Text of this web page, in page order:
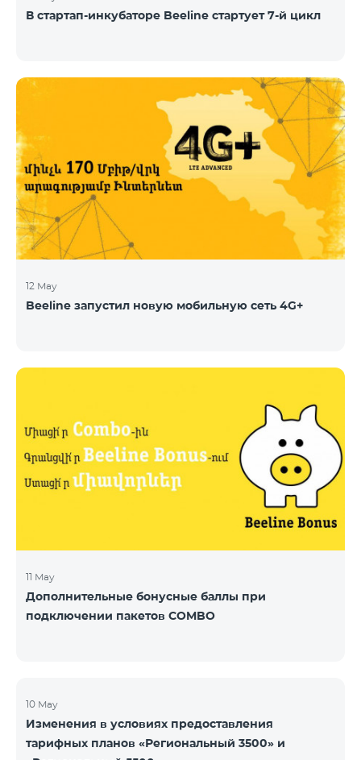
В стартап-инкубаторе Beeline стартует 7-й цикл
12 May
Beeline запустил новую мобильную сеть 4G+
11 May
Дополнительные бонусные баллы при
подключении пакетов COMBO
10 May
Изменения в условиях предоставления
тарифных планов «Региональный 3500» и